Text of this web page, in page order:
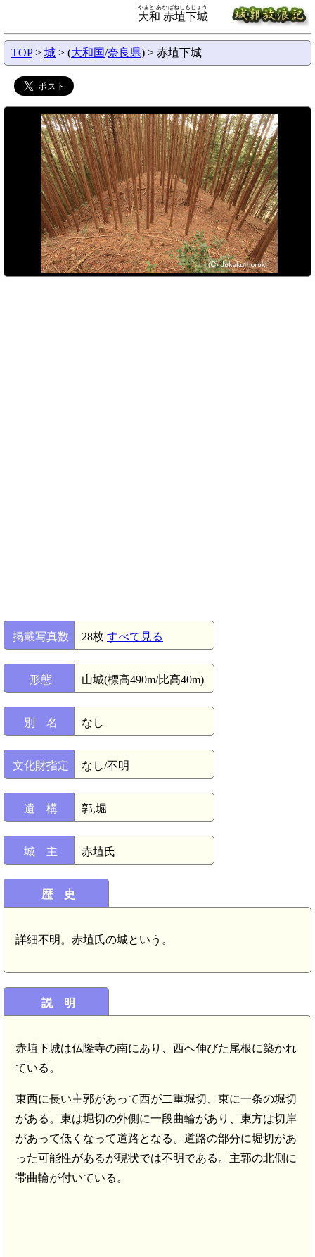
大和 赤埴下城
やまと あかばねしもじょう
TOP> 城 > (大和国/奈良県) > 赤埴下城
掲載写真数 28枚 すべて見る
形態 山城(標高490m/比高40m)
別 名 なし
文化財指定 なし/不明
遺 構 郭,堀
城 主 赤埴氏
歴 史
詳細不明。赤埴氏の城という。
説 明
赤埴下城は仏隆寺の南にあり、西へ伸びた尾根に築かれ
ている。
東西に長い主郭があって西が二重堀切、東に一条の堀切
がある。東は堀切の外側に一段曲輪があり、東方は切岸
があって低くなって道路となる。道路の部分に堀切があ
った可能性があるが現状では不明である。主郭の北側に
帯曲輪が付いている。